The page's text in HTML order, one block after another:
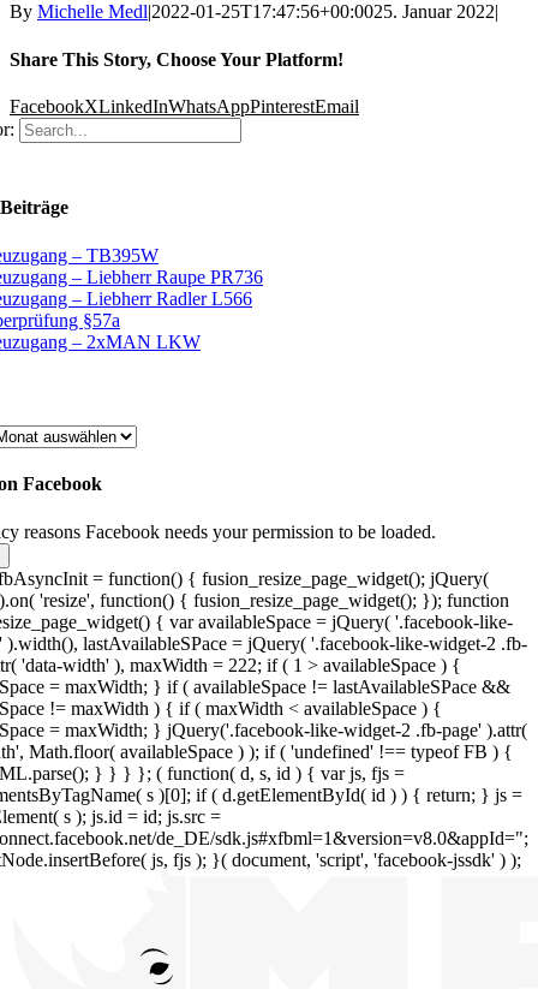
By Michelle Medl|2022-01-25T17:47:56+00:0025. Januar 2022|
Share This Story, Choose Your Platform!
FacebookXLinkedInWhatsAppPinterestEmail
– TB395W
– Liebherr Raupe PR736
– Liebherr Radler L566
§57a
– 2xMAN LKW
Facebook
reasons Facebook needs your permission to be loaded.
= function() { fusion_resize_page_widget(); jQuery(
'resize', function() { fusion_resize_page_widget(); }); function
{ var availableSpace = jQuery( '.facebook-like-
).width(), lastAvailableSPace = jQuery( '.facebook-like-widget-2 .fb-
'data-width' ), maxWidth = 222; if ( 1 > availableSpace ) {
= maxWidth; } if ( availableSpace != lastAvailableSPace &&
!= maxWidth ) { if ( maxWidth < availableSpace ) {
= maxWidth; } jQuery('.facebook-like-widget-2 .fb-page' ).attr(
Math.floor( availableSpace ) ); if ( 'undefined' !== typeof FB ) {
} } } }; ( function( d, s, id ) { var js, fjs =
s )[0]; if ( d.getElementById( id ) ) { return; } js =
s ); js.id = id; js.src =
de_DE/sdk.js#xfbml=1&version=v8.0&appId=";
js, fjs ); }( document, 'script', 'facebook-jssdk' ) );